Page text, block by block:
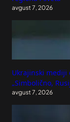
avgust 7, 2026
Ukrajinski mediji
„Simbolično,
avgust 7, 2026